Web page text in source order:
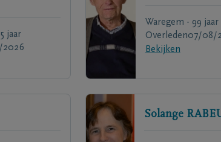
jaar
Waregem - 99 jaar
Overleden07/08/
Bekijken
Solange